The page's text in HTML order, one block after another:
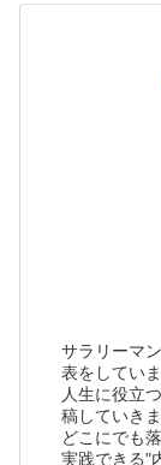
サラリーマ
表をしていま
人生に役立
稿していきま
どこにでも
実践できる"